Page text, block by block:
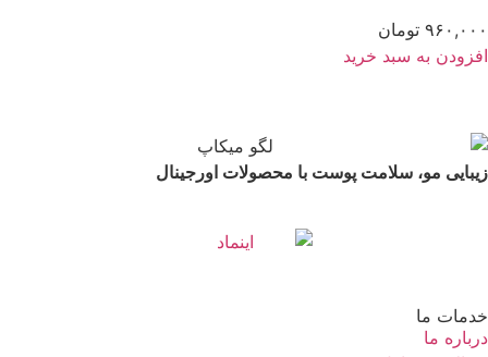
تومان
به سبد خرید
مو، سلامت پوست با محصولات اورجینال
ما
ما